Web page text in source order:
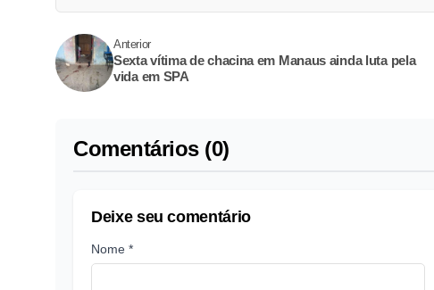
Anterior
Sexta vítima de chacina em Manaus ainda luta pela
vida em SPA
Comentários (0)
Deixe seu comentário
Nome *